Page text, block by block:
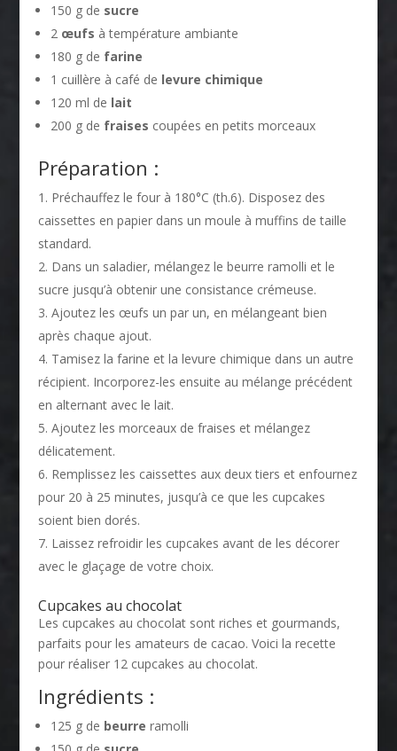
150 g de sucre
2 œufs à température ambiante
180 g de farine
1 cuillère à café de levure chimique
120 ml de lait
200 g de fraises coupées en petits morceaux
Préparation :
Préchauffez le four à 180°C (th.6). Disposez des
caissettes en papier dans un moule à muffins de taille
standard.
Dans un saladier, mélangez le beurre ramolli et le
sucre jusqu’à obtenir une consistance crémeuse.
Ajoutez les œufs un par un, en mélangeant bien
après chaque ajout.
Tamisez la farine et la levure chimique dans un autre
récipient. Incorporez-les ensuite au mélange précédent
en alternant avec le lait.
Ajoutez les morceaux de fraises et mélangez
délicatement.
Remplissez les caissettes aux deux tiers et enfournez
pour 20 à 25 minutes, jusqu’à ce que les cupcakes
soient bien dorés.
Laissez refroidir les cupcakes avant de les décorer
avec le glaçage de votre choix.
Cupcakes au chocolat
Les cupcakes au chocolat sont riches et gourmands,
parfaits pour les amateurs de cacao. Voici la recette
pour réaliser 12 cupcakes au chocolat.
Ingrédients :
125 g de beurre ramolli